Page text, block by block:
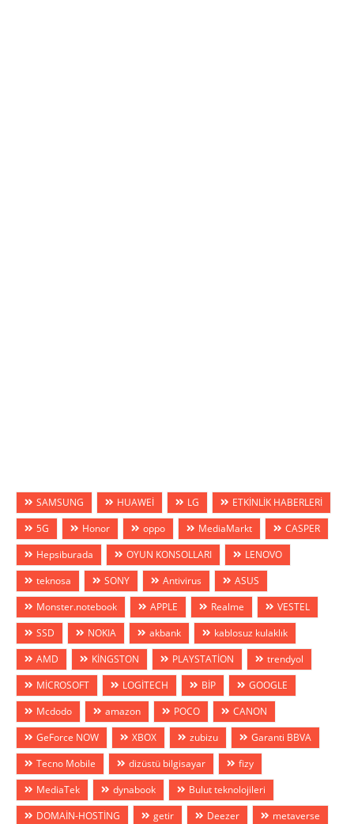
SAMSUNG HUAWEİ LG
ETKİNLİK HABERLERİ
5G
Honor oppo MediaMarkt
CASPER
Hepsiburada
OYUN KONSOLLARI
LENOVO
teknosa
SONY Antivirus
ASUS
Monster.notebook
APPLE Realme
VESTEL
SSD
NOKIA akbank
kablosuz kulaklık
AMD
KİNGSTON PLAYSTATİON
trendyol
MİCROSOFT
LOGİTECH BİP
GOOGLE
Mcdodo
amazon POCO
CANON
GeForce NOW
XBOX zubizu
Garanti BBVA
Tecno Mobile
dizüstü bilgisayar
fizy
MediaTek
dynabook
Bulut teknolojileri
DOMAİN-HOSTİNG
getir Deezer
metaverse